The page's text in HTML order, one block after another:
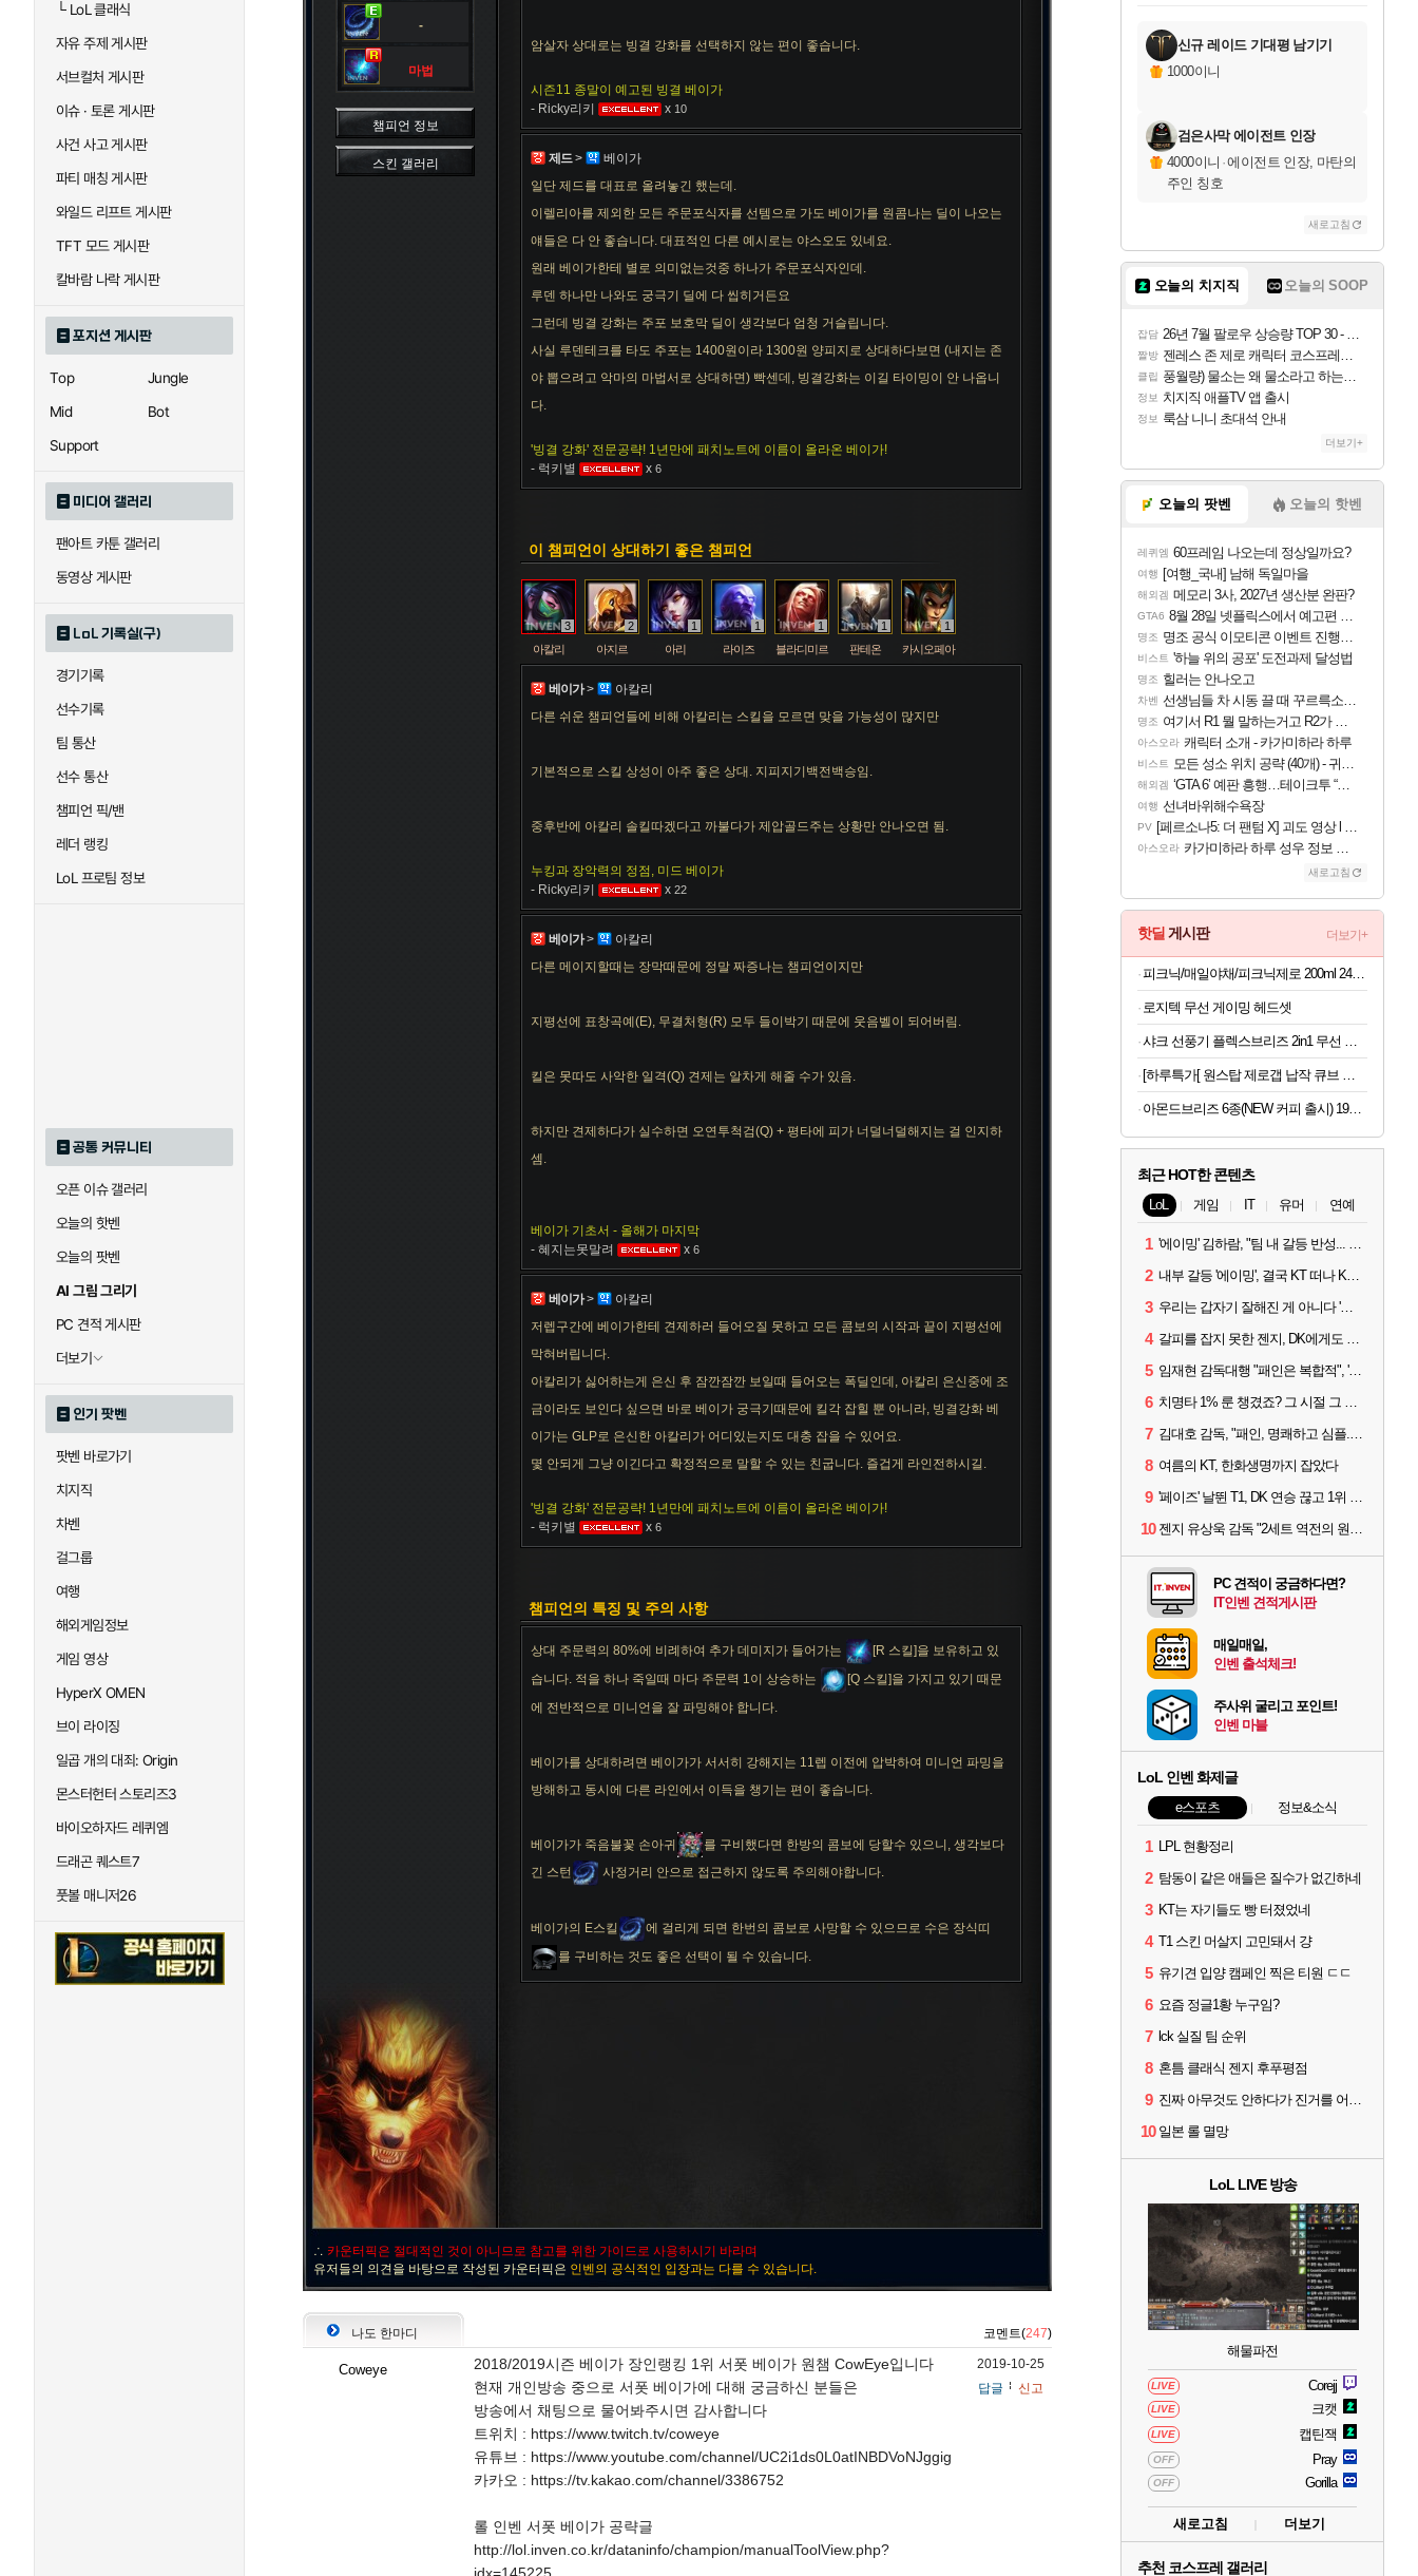
└LoL 클래식
자유 주제 게시판
서브컬처 게시판
이슈 · 토론 게시판
사건 사고 게시판
파티 매칭 게시판
와일드 리프트 게시판
TFT 모드 게시판
칼바람 나락 게시판
포지션 게시판
Top
Jungle
Mid
Bot
Support
미디어 갤러리
팬아트 카툰 갤러리
동영상 게시판
LoL 기록실(구)
경기기록
선수기록
팀 통산
선수 통산
챔피언 픽/밴
레더 랭킹
LoL 프로팀 정보
공통 커뮤니티
오픈 이슈 갤러리
오늘의 핫벤
오늘의 팟벤
AI 그림 그리기
PC 견적 게시판
더보기
인기 팟벤
팟벤 바로가기
치지직
차벤
걸그룹
여행
해외게임정보
게임 영상
HyperX OMEN
브이 라이징
일곱 개의 대죄: Origin
몬스터헌터 스토리즈3
바이오하자드 레퀴엠
드래곤 퀘스트7
풋볼 매니저26
에코 엘리스
우르곳 워윅 유미
키아나 킨드레드
트위스티드 페이트트위치 티모 파이크
-
마법
챔피언 정보
스킨 갤러리
암살자 상대로는 빙결 강화를 선택하지 않는 편이 좋습니다.
시즌11 종말이 예고된 빙결 베이가
- Ricky리키
x 10
제드>
베이가
일단 제드를 대표로 올려놓긴 했는데.
이렐리아를 제외한 모든 주문포식자를 선템으로 가도 베이가를 원콤나는 딜이 나오는
얘들은 다 안 좋습니다. 대표적인 다른 예시로는 야스오도 있네요.
원래 베이가한테 별로 의미없는것중 하나가 주문포식자인데.
루덴 하나만 나와도 궁극기 딜에 다 씹히거든요
그런데 빙결 강화는 주포 보호막 딜이 생각보다 엄청 거슬립니다.
사실 루덴테크를 타도 주포는 1400원이라 1300원 양피지로 상대하다보면 (내지는 존
야 뽑으려고 악마의 마법서로 상대하면) 빡센데, 빙결강화는 이길 타이밍이 안 나옵니
다.
'빙결 강화' 전문공략! 1년만에 패치노트에 이름이 올라온 베이가!
- 럭키별
x 6
이 챔피언이 상대하기 좋은 챔피언
3
아칼리
2
아지르
1
아리
1
라이즈
1
블라디미르
1
판테온
1
카시오페아
베이가>
아칼리
다른 쉬운 챔피언들에 비해 아칼리는 스킬을 모르면 맞을 가능성이 많지만
기본적으로 스킬 상성이 아주 좋은 상대. 지피지기백전백승임.
중후반에 아칼리 솔킬따겠다고 까불다가 제압골드주는 상황만 안나오면 됨.
누킹과 장악력의 정점, 미드 베이가
- Ricky리키
x 22
베이가>
아칼리
다른 메이지할때는 장막때문에 정말 짜증나는 챔피언이지만
지평선에 표창곡예(E), 무결처형(R) 모두 들이박기 때문에 웃음벨이 되어버림.
킬은 못따도 사악한 일격(Q) 견제는 알차게 해줄 수가 있음.
하지만 견제하다가 실수하면 오연투척검(Q) + 평타에 피가 너덜너덜해지는 걸 인지하
셈.
베이가 기초서 - 올해가 마지막
- 혜지는못말려
x 6
베이가>
아칼리
저렙구간에 베이가한테 견제하러 들어오질 못하고 모든 콤보의 시작과 끝이 지평선에
막혀버립니다.
아칼리가 싫어하는게 은신 후 잠깐잠깐 보일때 들어오는 폭딜인데, 아칼리 은신중에 조
금이라도 보인다 싶으면 바로 베이가 궁극기때문에 킬각 잡힐 뿐 아니라, 빙결강화 베
이가는 GLP로 은신한 아칼리가 어디있는지도 대충 잡을 수 있어요.
몇 안되게 그냥 이긴다고 확정적으로 말할 수 있는 친굽니다. 즐겁게 라인전하시길.
'빙결 강화' 전문공략! 1년만에 패치노트에 이름이 올라온 베이가!
- 럭키별
x 6
챔피언의 특징 및 주의 사항
상대 주문력의 80%에 비례하여 추가 데미지가 들어가는
[R 스킬]을 보유하고 있
습니다. 적을 하나 죽일때 마다 주문력 1이 상승하는
[Q 스킬]을 가지고 있기 때문
에 전반적으로 미니언을 잘 파밍해야 합니다.
베이가를 상대하려면 베이가가 서서히 강해지는 11렙 이전에 압박하여 미니언 파밍을
방해하고 동시에 다른 라인에서 이득을 챙기는 편이 좋습니다.
베이가가 죽음불꽃 손아귀
를 구비했다면 한방의 콤보에 당할수 있으니, 생각보다
긴 스턴
사정거리 안으로 접근하지 않도록 주의해야합니다.
베이가의 E스킬
에 걸리게 되면 한번의 콤보로 사망할 수 있으므로 수은 장식띠
를 구비하는 것도 좋은 선택이 될 수 있습니다.
∴ 카운터픽은 절대적인 것이 아니므로 참고를 위한 가이드로 사용하시기 바라며
유저들의 의견을 바탕으로 작성된 카운터픽은 인벤의 공식적인 입장과는 다를 수 있습니다.
나도 한마디 코멘트(247)
Coweye
2018/2019시즌 베이가 장인랭킹 1위 서폿 베이가 원챔 CowEye입니다
현재 개인방송 중으로 서폿 베이가에 대해 궁금하신 분들은
방송에서 채팅으로 물어봐주시면 감사합니다
트위치 : https://www.twitch.tv/coweye
유튜브 : https://www.youtube.com/channel/UC2i1ds0L0atINBDVoNJggig
카카오 : https://tv.kakao.com/channel/3386752
롤 인벤 서폿 베이가 공략글
http://lol.inven.co.kr/dataninfo/champion/manualToolView.php?
2019-10-25
답글
신고
교환.
당첨되셨습니다.
당첨되셨습니다.
당첨되셨습니다.
당첨되셨습니다.
당첨되셨습니다.
당첨되셨습니다.
에디션 (스팀코드)를 교환.
당첨되셨습니다.
신규 레이드 기대평 남기기
1000이니
검은사막 에이전트 인장
4000이니 ·에이전트 인장, 마탄의
주인 칭호
새로고침
오늘의 치지직 오늘의 SOOP
잡담 26년 7월 팔로우 상승량 TOP 30 - 월간 치지직
짤방 젠레스 존 제로 캐릭터 코스프레한 꽁주
클립 풍월량) 물소는 왜 물소라고 하는거야? 아! 그만 ㅋㅋ
정보 치지직 애플TV 앱 출시
정보 룩삼 니니 초대석 안내
더보기+
오늘의 팟벤 오늘의 핫벤
레퀴엠 60프레임 나오는데 정상일까요?
여행 [여행_국내] 남해 독일마을
해외겜 메모리 3사, 2027년 생산분 완판?
GTA6 8월 28일 넷플릭스에서 예고편 공개 예정
명조 명조 공식 이모티콘 이벤트 진행해봤습니다! 참여부터 추첨까지????
비스트 '하늘 위의 공포' 도전과제 달성법
명조 힐러는 안나오고
차벤 선생님들 차 시동 끌 때 꾸르륵소리나는데
명조 여기서 R1 뭘 말하는거고 R2가 뭘말하는걸까요?
아스오라 캐릭터 소개 - 카가미하라 하루
비스트 모든 성소 위치 공략 (40개) - 귀환한 영혼 도전과제
해외겜 ‘GTA 6’ 예판 흥행…테이크투 “내부 예상 크게 넘어”
여행 선녀바위해수욕장
PV [페르소나5: 더 팬텀 X] 괴도 영상 l 타카마키 안·댄싱 스타
아스오라 카가미하라 하루 성우 정보 및 주요 필모
새로고침
핫딜 게시판 더보기+
피크닉/매일야채/피크닉제로 200ml 24팩/48팩 택1
로지텍 무선 게이밍 헤드셋
아몬드브리즈 6종(NEW 커피 출시) 190ML/950ML 10팩/24팩/48팩 중 택 1
최근 HOT한 콘텐츠
LoL 게임 IT 유머 연예
1 '에이밍' 김하람, "팀 내 갈등 반성... 끝까지 뛰고 싶었다"
2 내부 갈등 '에이밍', 결국 KT 떠나 KRX로...'지우'와 트레이드
3 우리는 갑자기 잘해진 게 아니다 '씨맥' 김대호 감독의 자신감
4 갈피를 잡지 못한 젠지, DK에게도 0:2 패배
5 임재현 감독대행 "패인은 복합적", '도란' "팀에 과부하 왔다"
6 치명타 1% 룬 챙겼죠? 그 시절 그 감성 '롤 클래식' 30일 출시
7 김대호 감독, "패인, 명쾌하고 심플...다시 힘낼 수 있어"
8 여름의 KT, 한화생명까지 잡았다
9 '페이즈' 날뛴 T1, DK 연승 끊고 1위 지켜
10 젠지 유상욱 감독 "2세트 역전의 원인...너무 급했다"
PC 견적이 궁금하다면?
IT인벤 견적게시판
매일매일,
인벤 출석체크!
주사위 굴리고 포인트!
인벤 마블
LoL 인벤 화제글
e스포츠 정보&소식
1 LPL 현황정리
2 탐동이 같은 애들은 질수가 없긴하네
3 KT는 자기들도 빵 터졌었네
4 T1 스킨 머살지 고민돼서 걍
5 유기견 입양 캠페인 찍은 티원 ㄷㄷ
6 요즘 정글1황 누구임?
7 lck 실질 팀 순위
8 혼틈 클래식 젠지 후푸평점
9 진짜 아무것도 안하다가 진거를 어떻게 쉴드를 치지
10 일본 롤 멸망
LoL LIVE 방송
해물파전
LIVE Corejj
LIVE 크캣
LIVE 캡틴잭
OFF Pray
OFF Gorilla
새로고침 더보기
추천 코스프레 갤러리